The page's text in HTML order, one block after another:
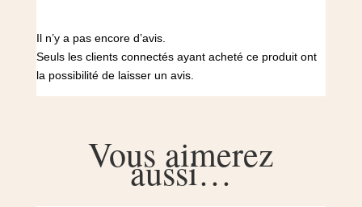
Il n’y a pas encore d’avis.
Seuls les clients connectés ayant acheté ce produit ont
la possibilité de laisser un avis.
Vous aimerez
aussi…